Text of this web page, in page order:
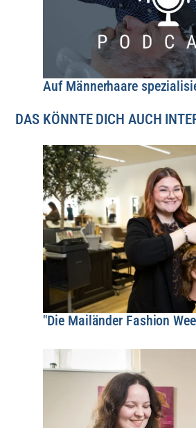
Auf Männerhaare
DAS KÖNNTE DICH AUCH
"Die Mailänder Fashion